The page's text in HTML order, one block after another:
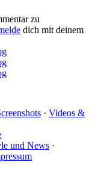
zu
dich mit deinem
· Videos &
und News ·